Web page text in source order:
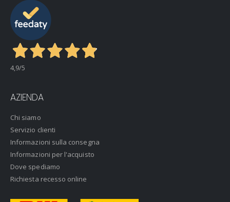
4,9/5
AZIENDA
Chi siamo
Servizio clienti
Informazioni sulla consegna
Informazioni per l'acquisto
Dove spediamo
Richiesta recesso online